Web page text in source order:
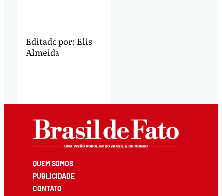
Editado por: Elis
Almeida
QUEM SOMOS
PUBLICIDADE
CONTATO